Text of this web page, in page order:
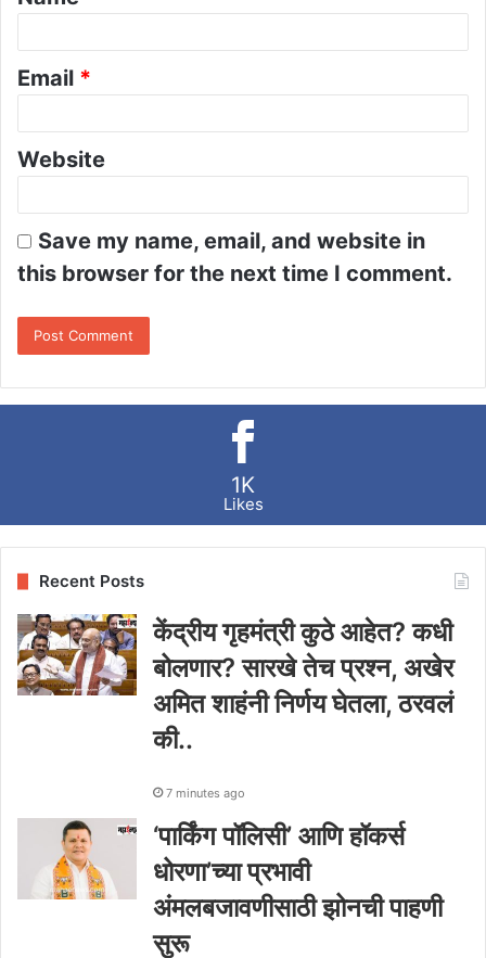
Email *
Website
Save my name, email, and website in
this browser for the next time I comment.
1K
Likes
Recent Posts
केंद्रीय गृहमंत्री कुठे आहेत? कधी
बोलणार? सारखे तेच प्रश्न, अखेर
अमित शाहंनी निर्णय घेतला, ठरवलं
की..
7 minutes ago
‘पार्किंग पॉलिसी’ आणि हॉकर्स
धोरणा’च्या प्रभावी
अंमलबजावणीसाठी झोनची पाहणी
सुरू